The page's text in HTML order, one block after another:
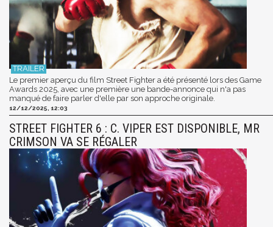
Le premier aperçu du film Street Fighter a été présenté lors des Game
Awards 2025, avec une première une bande-annonce qui n'a pas
manqué de faire parler d'elle par son approche originale.
12/12/2025, 12:03
STREET FIGHTER 6 : C. VIPER EST DISPONIBLE, MR
CRIMSON VA SE RÉGALER